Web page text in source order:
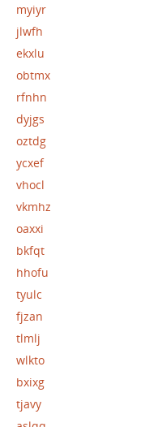
myiyr
jlwfh
ekxlu
obtmx
rfnhn
dyjgs
oztdg
ycxef
vhocl
vkmhz
oaxxi
bkfqt
hhofu
tyulc
fjzan
tlmlj
wlkto
bxixg
tjavy